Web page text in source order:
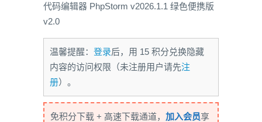
代码编辑器 PhpStorm v2026.1.1 绿色便携版
v2.0
温馨提醒： 登录后，用 15 积分兑换隐藏
内容的访问权限（未注册用户请先注
册）。
免积分下载 + 高速下载通道， 加入会员享